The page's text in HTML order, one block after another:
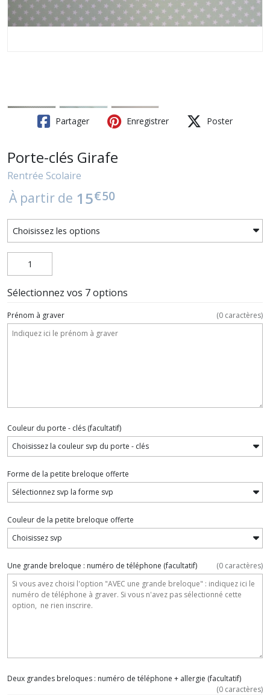
Partager Enregistrer Poster
Porte-clés Girafe
Rentrée Scolaire
À partir de 15€50
Sélectionnez vos 7 options
Prénom à graver (0 caractères)
Couleur du porte - clés (facultatif)
Forme de la petite breloque offerte
Couleur de la petite breloque offerte
Une grande breloque : numéro de téléphone (facultatif) (0 caractères)
Deux grandes breloques : numéro de téléphone + allergie (facultatif)
(0 caractères)